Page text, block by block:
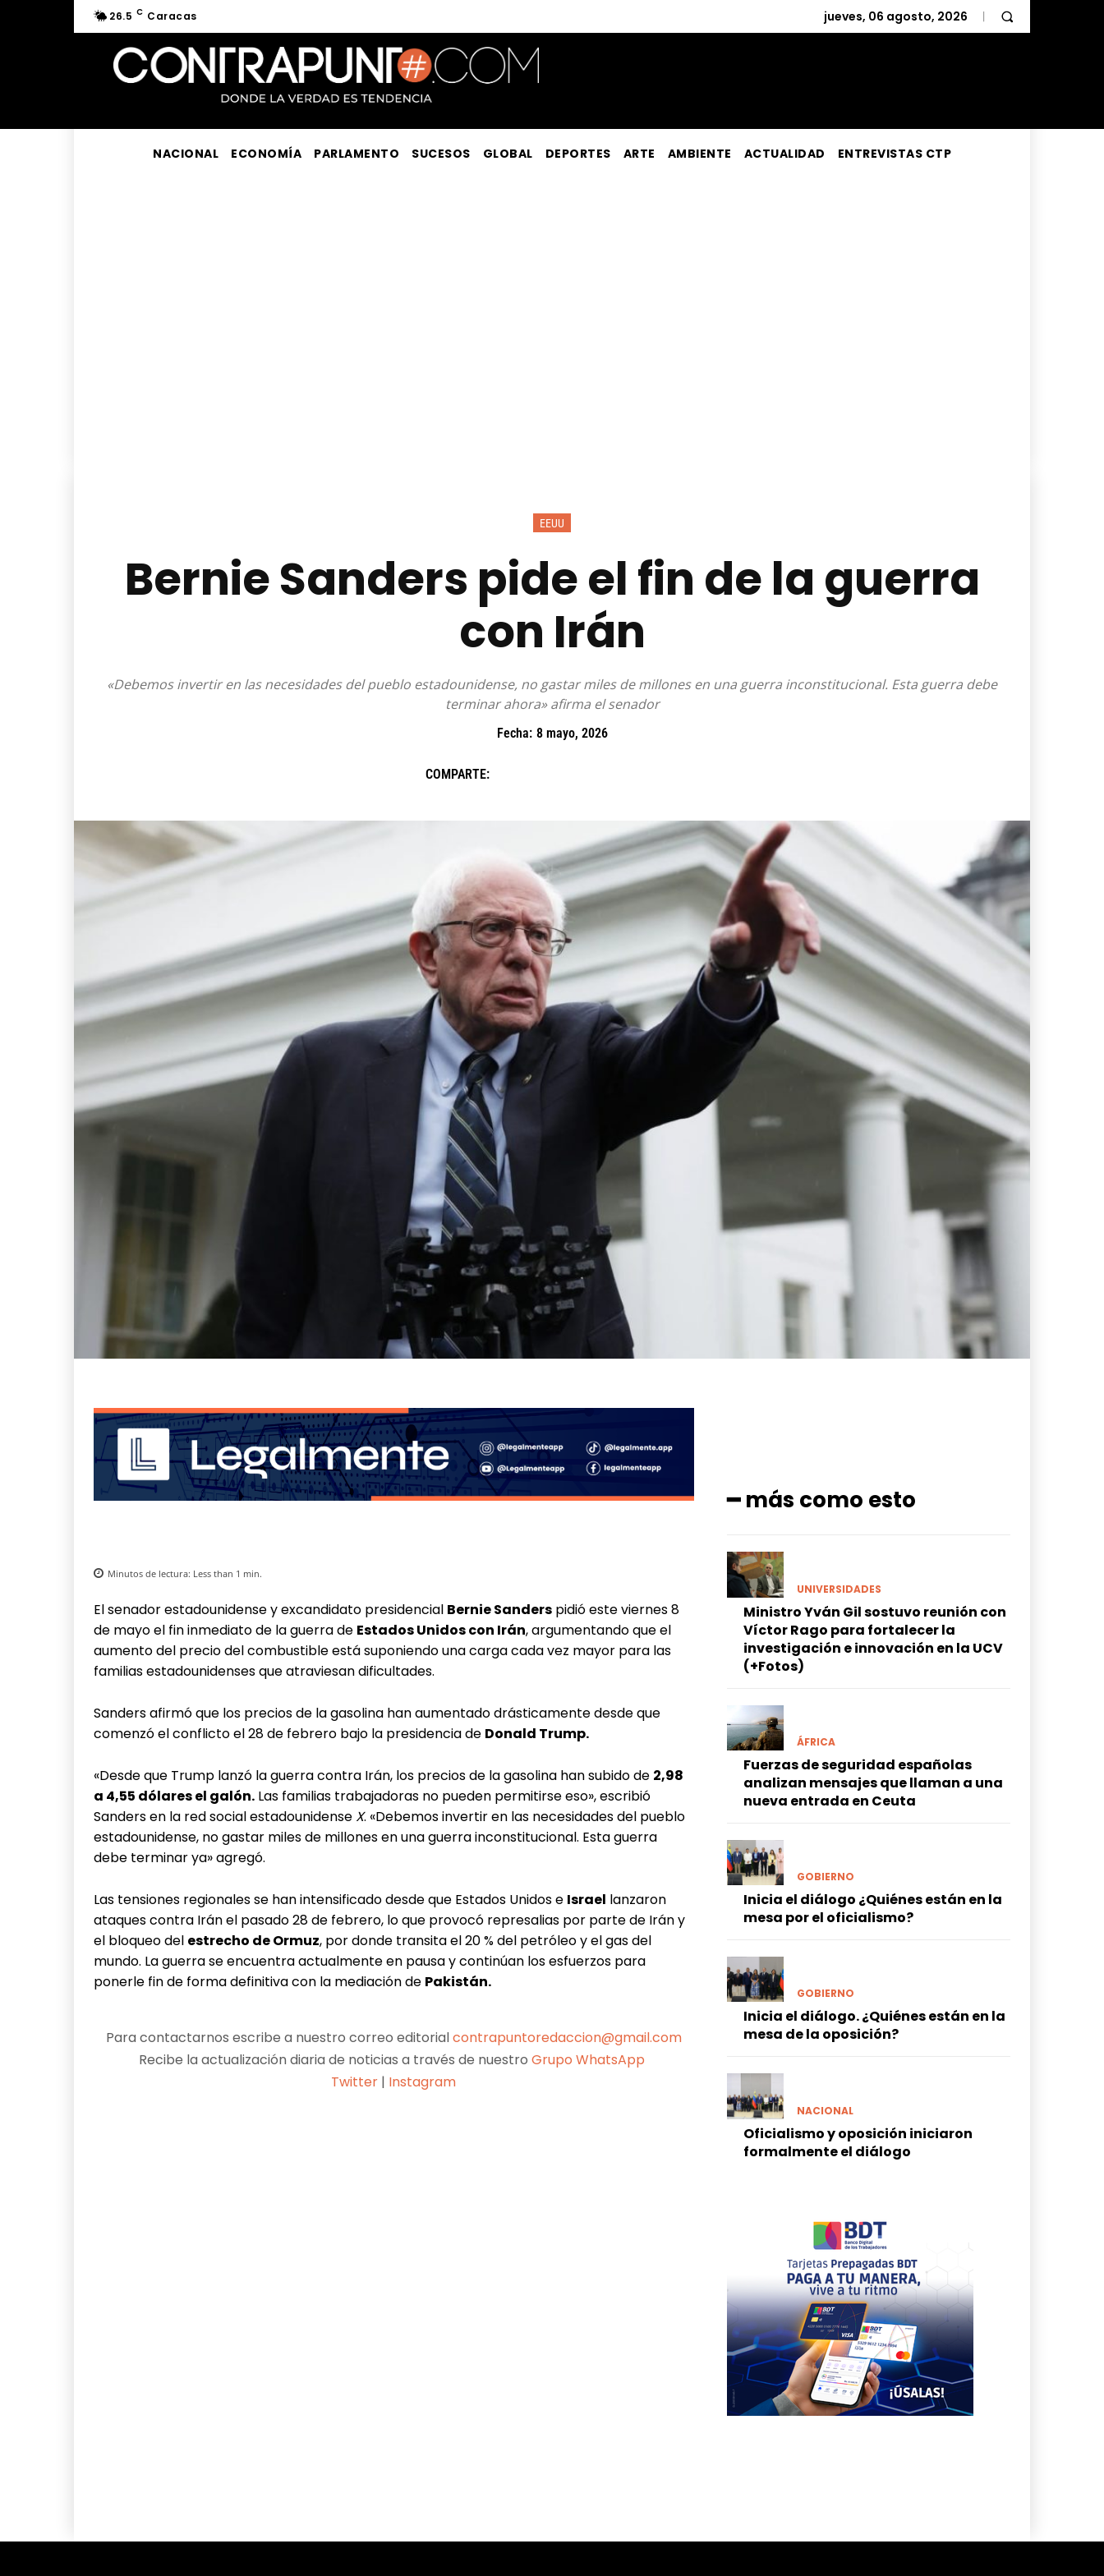
26.5 C Caracas jueves, 06 agosto, 2026
NACIONAL ECONOMÍA PARLAMENTO SUCESOS GLOBAL DEPORTES ARTE AMBIENTE ACTUALIDAD ENTREVISTAS CTP
EEUU
Bernie Sanders pide el fin de la guerra
con Irán
«Debemos invertir en las necesidades del pueblo estadounidense, no gastar miles de millones en una guerra inconstitucional. Esta guerra debe
terminar ahora» afirma el senador
Fecha: 8 mayo, 2026
COMPARTE:
Minutos de lectura: Less than 1 min.
El senador estadounidense y excandidato presidencial Bernie Sanders pidió este viernes 8
de mayo el fin inmediato de la guerra de Estados Unidos con Irán, argumentando que el
aumento del precio del combustible está suponiendo una carga cada vez mayor para las
familias estadounidenses que atraviesan dificultades.
Sanders afirmó que los precios de la gasolina han aumentado drásticamente desde que
comenzó el conflicto el 28 de febrero bajo la presidencia de Donald Trump.
«Desde que Trump lanzó la guerra contra Irán, los precios de la gasolina han subido de 2,98
a 4,55 dólares el galón. Las familias trabajadoras no pueden permitirse eso», escribió
Sanders en la red social estadounidense X. «Debemos invertir en las necesidades del pueblo
estadounidense, no gastar miles de millones en una guerra inconstitucional. Esta guerra
debe terminar ya» agregó.
Las tensiones regionales se han intensificado desde que Estados Unidos e Israel lanzaron
ataques contra Irán el pasado 28 de febrero, lo que provocó represalias por parte de Irán y
el bloqueo del estrecho de Ormuz, por donde transita el 20 % del petróleo y el gas del
mundo. La guerra se encuentra actualmente en pausa y continúan los esfuerzos para
ponerle fin de forma definitiva con la mediación de Pakistán.
Para contactarnos escribe a nuestro correo editorialcontrapuntoredaccion@gmail.com
Recibe la actualización diaria de noticias a través de nuestroGrupo WhatsApp
Twitter | Instagram
━ más como esto
UNIVERSIDADES
Ministro Yván Gil sostuvo reunión con
Víctor Rago para fortalecer la
investigación e innovación en la UCV
(+Fotos)
ÁFRICA
Fuerzas de seguridad españolas
analizan mensajes que llaman a una
nueva entrada en Ceuta
GOBIERNO
Inicia el diálogo ¿Quiénes están en la
mesa por el oficialismo?
GOBIERNO
Inicia el diálogo. ¿Quiénes están en la
mesa de la oposición?
NACIONAL
Oficialismo y oposición iniciaron
formalmente el diálogo